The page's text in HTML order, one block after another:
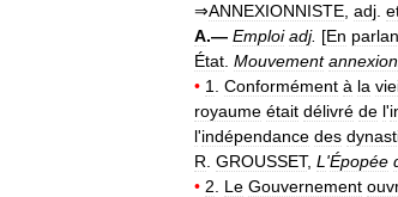
⇒ANNEXIONNISTE adj
A.— Emploi adj. [En
État Mouvement
• 1 Conformément à la
royaume était délivré de l'
l'indépendance des
R GROUSSET, L 'Épopée
• 2 Le Gouvernement